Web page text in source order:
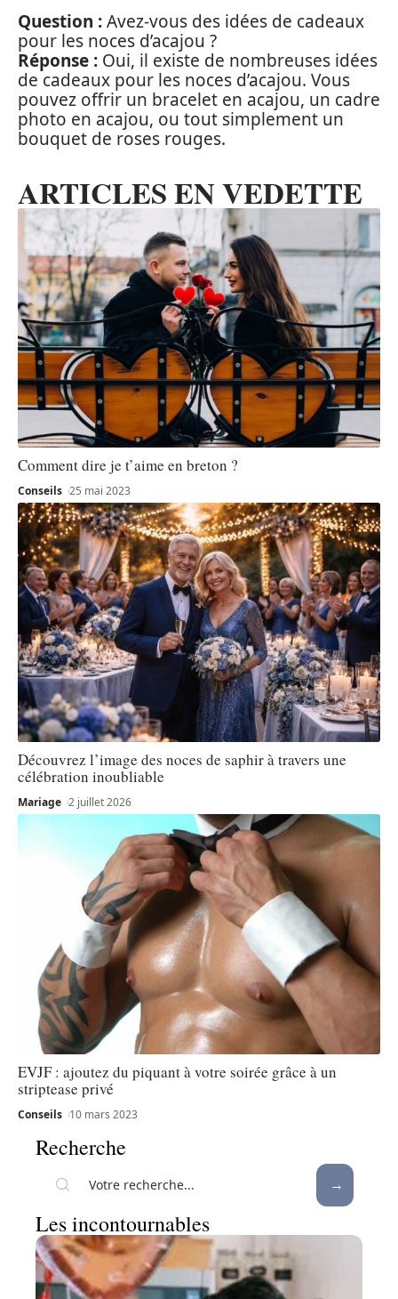
Question :Avez-vous des idées de cadeaux
pour les noces d’acajou ?
Réponse : Oui, il existe de nombreuses idées
de cadeaux pour les noces d’acajou. Vous
pouvez offrir un bracelet en acajou, un cadre
photo en acajou, ou tout simplement un
bouquet de roses rouges.
ARTICLES EN VEDETTE
Comment dire je t’aime en breton ?
Conseils 25 mai 2023
Découvrez l’image des noces de saphir à travers une
célébration inoubliable
Mariage 2 juillet 2026
EVJF : ajoutez du piquant à votre soirée grâce à un
striptease privé
Conseils 10 mars 2023
Recherche
Les incontournables